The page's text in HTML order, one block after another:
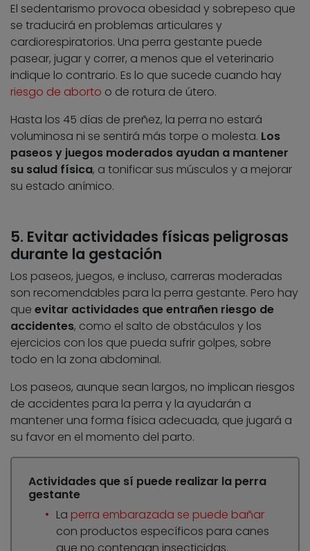
El sedentarismo provoca obesidad y sobrepeso que
se traducirá en problemas articulares y
cardiorespiratorios. Una perra gestante puede
pasear, jugar y correr, a menos que el veterinario
indique lo contrario. Es lo que sucede cuando hay
riesgo de aborto o de rotura de útero.
Hasta los 45 días de preñez, la perra no estará
voluminosa ni se sentirá más torpe o molesta. Los
paseos y juegos moderados ayudan a mantener
su salud física, a tonificar sus músculos y a mejorar
su estado anímico.
5. Evitar actividades físicas peligrosas
durante la gestación
Los paseos, juegos, e incluso, carreras moderadas
son recomendables para la perra gestante. Pero hay
que evitar actividades que entrañen riesgo de
accidentes, como el salto de obstáculos y los
ejercicios con los que pueda sufrir golpes, sobre
todo en la zona abdominal.
Los paseos, aunque sean largos, no implican riesgos
de accidentes para la perra y la ayudarán a
mantener una forma física adecuada, que jugará a
su favor en el momento del parto.
Actividades que sí puede realizar la perra
gestante
La perra embarazada se puede bañar
con productos específicos para canes